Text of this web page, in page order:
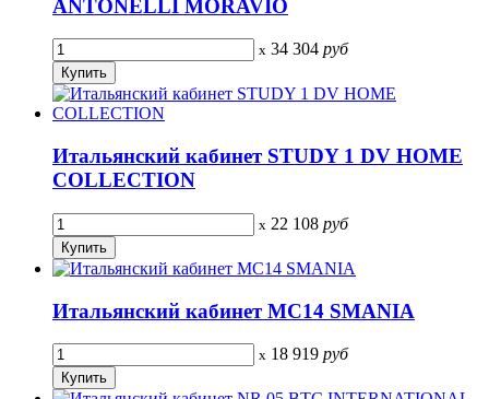
ANTONELLI MORAVIO
x 34 304 руб
Итальянский кабинет STUDY 1 DV HOME
COLLECTION
x 22 108 руб
Итальянский кабинет MC14 SMANIA
x 18 919 руб